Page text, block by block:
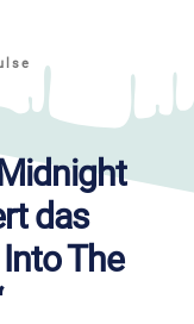
das
The